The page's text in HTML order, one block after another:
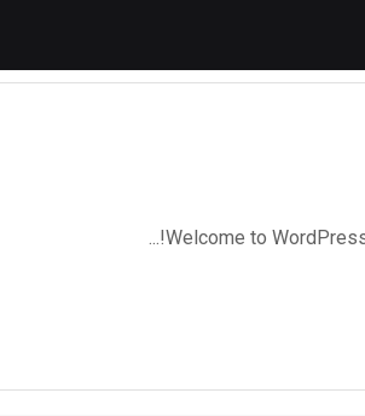
Welcome to